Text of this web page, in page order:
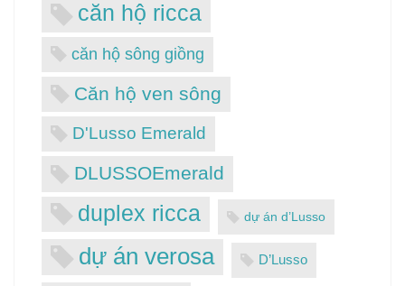
căn hộ ricca
căn hộ sông giồng
Căn hộ ven sông
D'Lusso Emerald
DLUSSOEmerald
duplex ricca dự án d’Lusso
dự án verosa D’Lusso